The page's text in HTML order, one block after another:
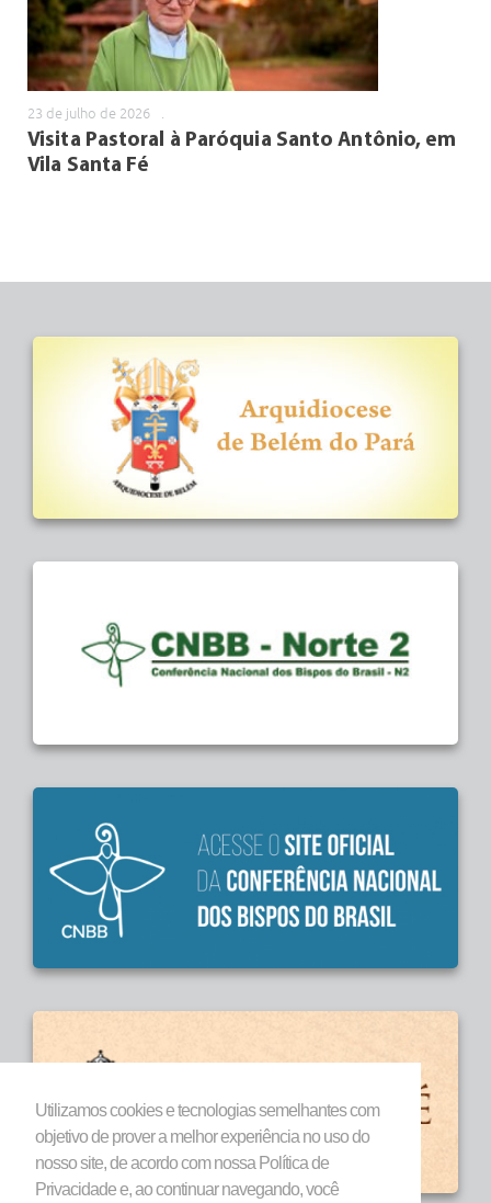
Utilizamos cookies e tecnologias semelhantes com
objetivo de prover a melhor experiência no uso do
nosso site, de acordo com nossa Política de
Privacidade e, ao continuar navegando, você
23 de julho de 2026 .
Visita Pastoral à Paróquia Santo Antônio, em
Vila Santa Fé